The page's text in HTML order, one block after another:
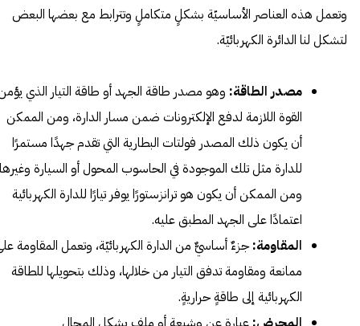
وتعمل هذه العناصر الأساسيّة بشكلٍ متكاملٍ وتترابط مع بعضها البعض
لتشكل لنا الدائرة الكهربائيّة.
مصدر الطاقة: وهو مصدر طاقة الجهد أو طاقة التيار الذي
القوة اللازمة لدفع الإلكترونات ضمن مسار الدارة، ومن الممكن
أن يكون ذلك المصدر فولتات البطارية التي تقدم جهدًا مستمرًا
للدارة مثل تلك الموجودة في الحاسوب المحول أو السيارة
ومن الممكن أن يكون هو ترانزستورًا يوفر تيارًا للدارة الكهربائية
اعتمادًا على الجهد المطبق عليه.
المقاومة:جزءٌ أساسيٌّ من الدارة الكهربائيّة، وتعمل المقاومة
ممانعة ومقاومة تدفق التيار من خلالها، وذلك بتحويلها للطاقة
الكهربائية إلى طاقةٍ حراريةٍ.